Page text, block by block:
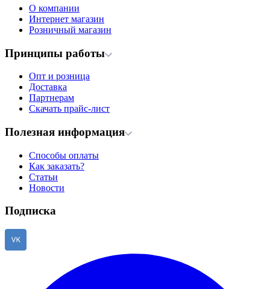
О компании
Интернет магазин
Розничный магазин
Принципы работы
Опт и розница
Доставка
Партнерам
Скачать прайс-лист
Полезная информация
Способы оплаты
Как заказать?
Статьи
Новости
Подписка